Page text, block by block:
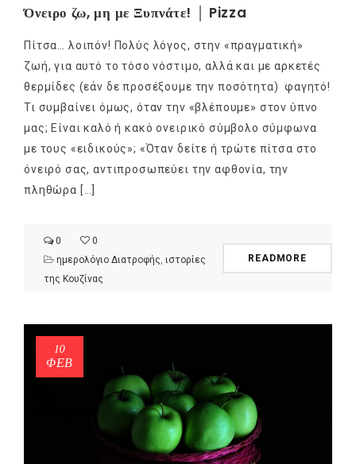
Όνειρο ζω, μη με Ξυπνάτε! │ Pizza
Πίτσα… λοιπόν! Πολύς λόγος, στην «πραγματική»
ζωή, για αυτό το τόσο νόστιμο, αλλά και με αρκετές
θερμίδες (εάν δε προσέξουμε την ποσότητα) φαγητό!
Τι συμβαίνει όμως, όταν την «βλέπουμε» στον ύπνο
μας; Είναι καλό ή κακό ονειρικό σύμβολο σύμφωνα
με τους «ειδικούς»; «Όταν δείτε ή τρώτε πίτσα στο
όνειρό σας, αντιπροσωπεύει την αφθονία, την
πληθώρα […]
0
0
ημερολόγιο Διατροφής ιστορίες
της Κουζίνας
READMORE
10
ΦΕΒ